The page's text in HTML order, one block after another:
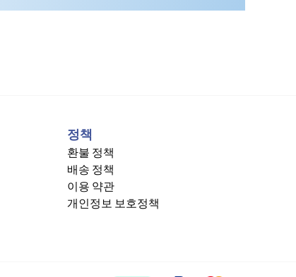
정책
환불 정책
배송 정책
이용 약관
개인정보 보호정책